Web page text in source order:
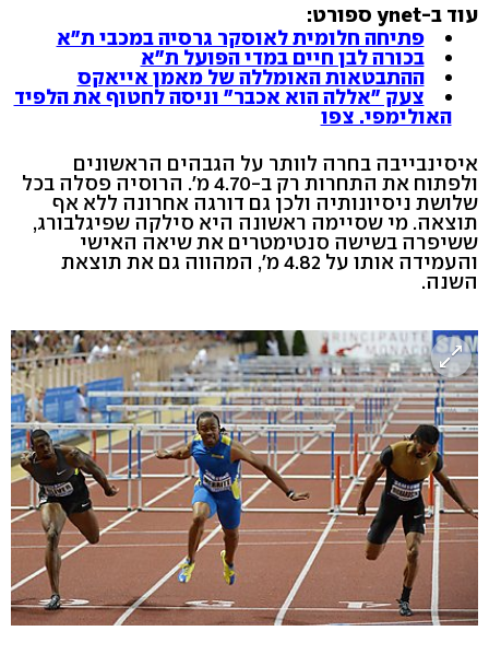
עוד ב-ynet ספורט:
פתיחה חלומית לאוסקר גרסיה במכבי ת"א
בכורה לבן חיים במדי הפועל ת"א
ההתבטאות האומללה של מאמן אייאקס
צעק "אללה הוא אכבר" וניסה לחטוף את הלפיד
האולימפי. צפו
איסינבייבה בחרה לוותר על הגבהים הראשונים
ולפתוח את התחרות רק ב-4.70 מ'. הרוסיה פסלה בכל
שלושת ניסיונותיה ולכן גם דורגה אחרונה ללא אף
תוצאה. מי שסיימה ראשונה היא סילקה שפיגלבורג,
ששיפרה בשישה סנטימטרים את שיאה האישי
והעמידה אותו על 4.82 מ', המהווה גם את תוצאת
השנה.